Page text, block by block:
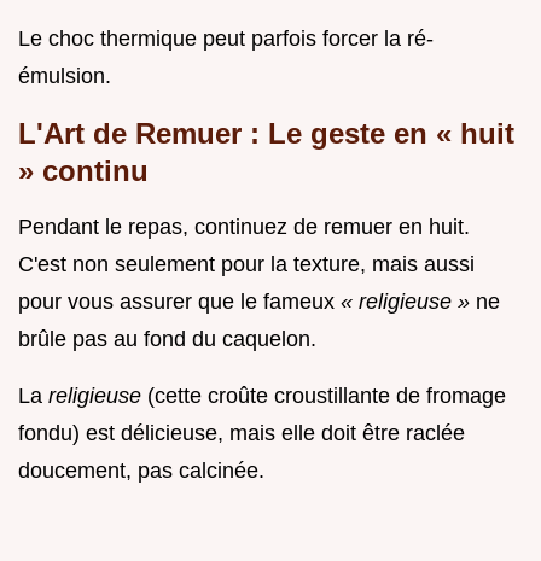
Le choc thermique peut parfois forcer la ré-
émulsion.
L'Art de Remuer : Le geste en « huit
» continu
Pendant le repas, continuez de remuer en huit.
C'est non seulement pour la texture, mais aussi
pour vous assurer que le fameux « religieuse » ne
brûle pas au fond du caquelon.
La religieuse (cette croûte croustillante de fromage
fondu) est délicieuse, mais elle doit être raclée
doucement, pas calcinée.